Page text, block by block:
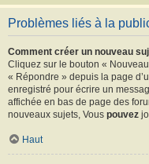
Problèmes liés à la
Comment créer un nouveau
Cliquez sur le bouton «
« Répondre » depuis la page
enregistré pour écrire un
affichée en bas de page des
nouveaux sujets, Vous pouvez
Haut